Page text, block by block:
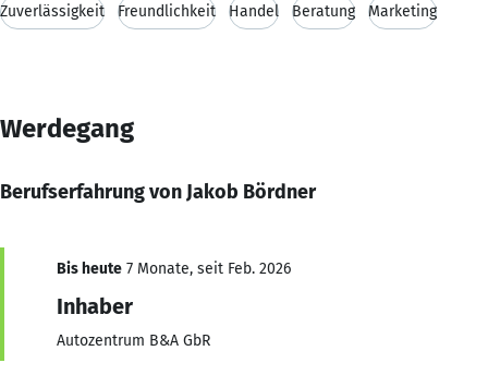
Zuverlässigkeit Freundlichkeit Handel Beratung Marketing
Werdegang
Berufserfahrung von Jakob Bördner
Bis heute 7 Monate, seit Feb. 2026
Inhaber
Autozentrum B&A GbR